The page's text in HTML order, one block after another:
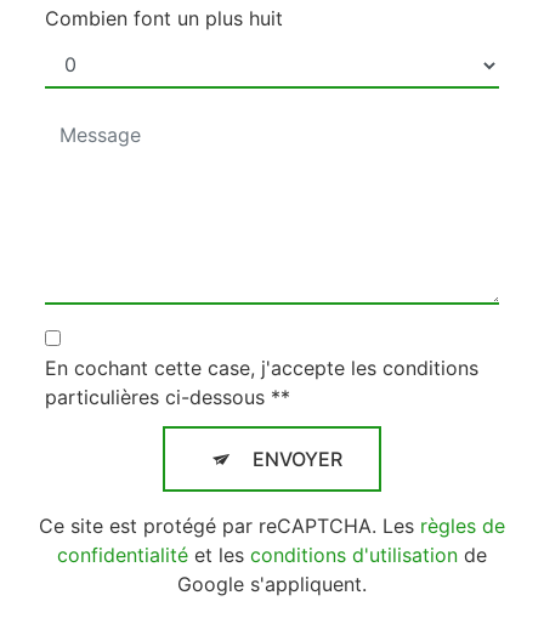
Combien font un plus huit
En cochant cette case, j'accepte les conditions
particulières ci-dessous **
ENVOYER
Ce site est protégé par reCAPTCHA. Les règles de
confidentialité et les conditions d'utilisation de
Google s'appliquent.